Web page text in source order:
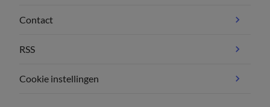
Contact
RSS
Cookie instellingen